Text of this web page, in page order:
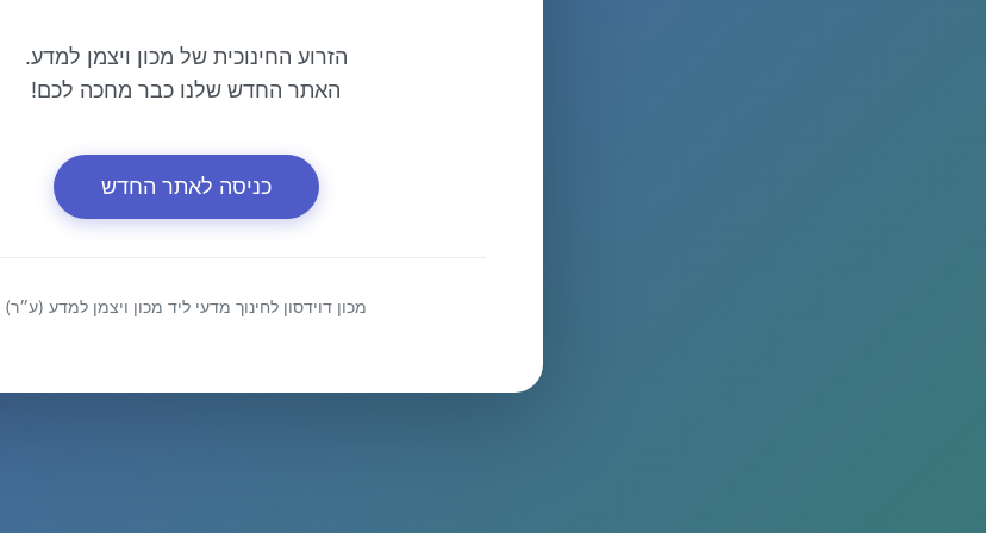
הזרוע החינוכית של מכון ויצמן למדע.
האתר החדש שלנו כבר מחכה לכם!
כניסה לאתר החדש
מכון דוידסון לחינוך מדעי ליד מכון ויצמן למדע (ע״ר)